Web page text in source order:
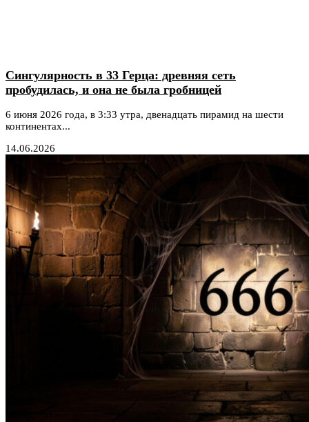
Сингулярность в 33 Герца: древняя сеть
пробудилась, и она не была гробницей
6 июня 2026 года, в 3:33 утра, двенадцать пирамид на шести
континентах...
14.06.2026